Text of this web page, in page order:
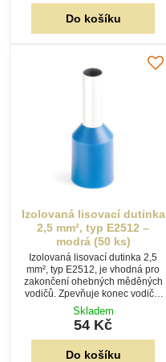
Do košíku
Izolovaná lisovací dutinka
2,5 mm², typ E2512 –
modrá (50 ks)
Izolovaná lisovací dutinka 2,5
mm², typ E2512, je vhodná pro
zakončení ohebných měděných
vodičů. Zpevňuje konec vodiče,
usnadňuje připojení do
šroubových svorek a vytváří
spolehlivý elektrický spoj. Balení
50 ks.
Skladem
54 Kč
Do košíku